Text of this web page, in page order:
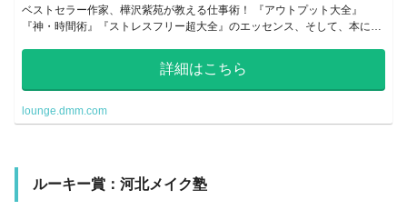
ベストセラー作家、樺沢紫苑が教える仕事術！ 『アウトプット大全』
『神・時間術』『ストレスフリー超大全』のエッセンス、そして、本には
詳細はこちら
lounge.dmm.com
ルーキー賞：河北メイク塾